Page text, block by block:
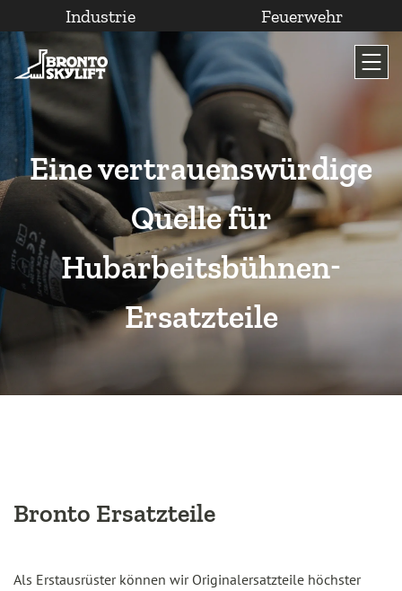
Zum
Inhalt
wechseln
Industrie Feuerwehr
Eine vertrauenswürdige
Quelle für
Hubarbeitsbühnen-
Ersatzteile
Bronto Ersatzteile
Als Erstausrüster können wir Originalersatzteile höchster